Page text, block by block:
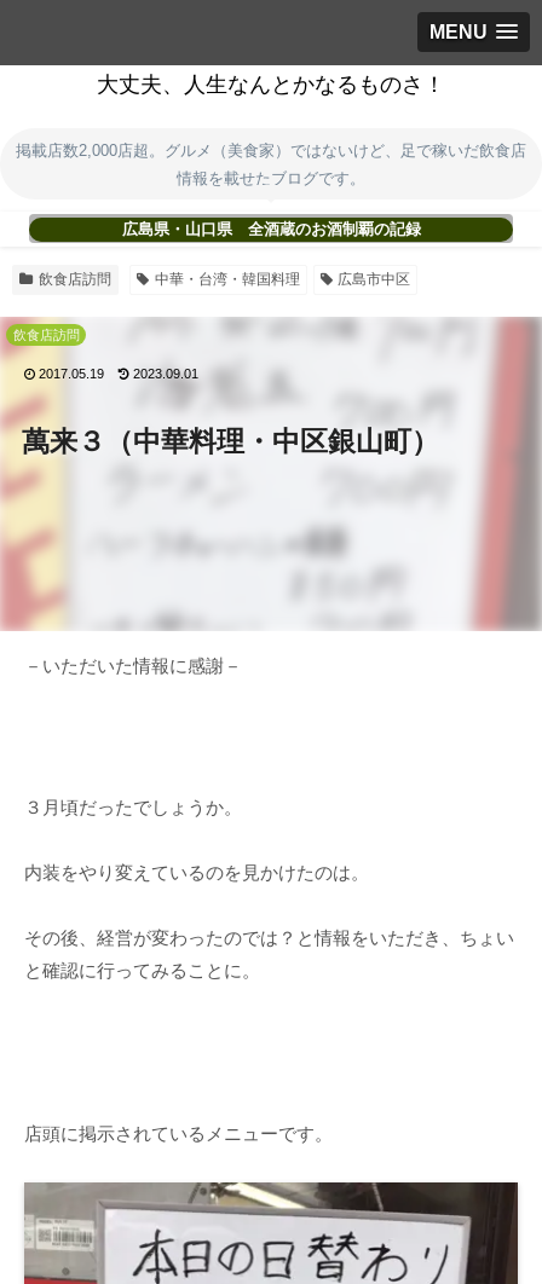
MENU
大丈夫、人生なんとかなるものさ！
掲載店数2,000店超。グルメ（美食家）ではないけど、足で稼いだ飲食店
情報を載せたブログです。
広島県・山口県 全酒蔵のお酒制覇の記録
飲食店訪問 中華・台湾・韓国料理 広島市中区
萬来３（中華料理・中区銀山町）
飲食店訪問
2017.05.19 2023.09.01
－いただいた情報に感謝－
３月頃だったでしょうか。
内装をやり変えているのを見かけたのは。
その後、経営が変わったのでは？と情報をいただき、ちょい
と確認に行ってみることに。
店頭に掲示されているメニューです。